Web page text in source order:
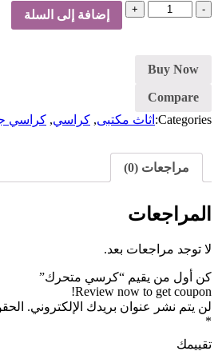
كمية
إضافة إلى السلة
Buy Now
Compare
Categories: اثاث مكتبى, كراسي, كراسي
مراجعات (0)
المراجعات
لا توجد مراجعات بعد.
كن أول من يقيم “كرسي متحرك”
Review now to get coupon!
لن يتم نشر عنوان بريدك الإلكتروني.
*
تقييمك